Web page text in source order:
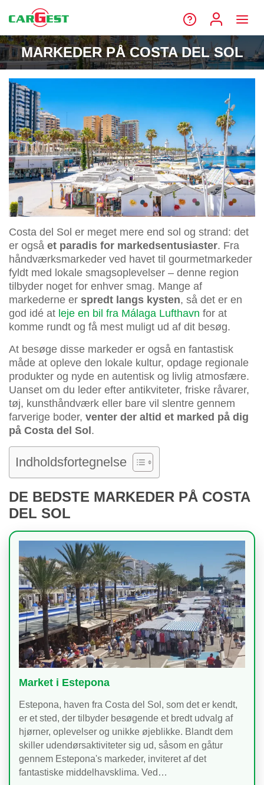
MARKEDER PÅ COSTA DEL SOL
Costa del Sol er meget mere end sol og strand: det
er også et paradis for markedsentusiaster. Fra
håndværksmarkeder ved havet til gourmetmarkeder
fyldt med lokale smagsoplevelser – denne region
tilbyder noget for enhver smag. Mange af
markederne er spredt langs kysten, så det er en
god idé at leje en bil fra Málaga Lufthavn for at
komme rundt og få mest muligt ud af dit besøg.
At besøge disse markeder er også en fantastisk
måde at opleve den lokale kultur, opdage regionale
produkter og nyde en autentisk og livlig atmosfære.
Uanset om du leder efter antikviteter, friske råvarer,
tøj, kunsthåndværk eller bare vil slentre gennem
farverige boder, venter der altid et marked på dig
på Costa del Sol .
Indholdsfortegnelse
DE BEDSTE MARKEDER PÅ COSTA
DEL SOL
Market i Estepona
Estepona, haven fra Costa del Sol, som det er kendt,
er et sted, der tilbyder besøgende et bredt udvalg af
hjørner, oplevelser og unikke øjeblikke. Blandt dem
skiller udendørsaktiviteter sig ud, såsom en gåtur
gennem Estepona's markeder, inviteret af det
fantastiske middelhavsklima. Ved…